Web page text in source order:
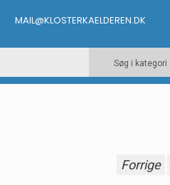
MAIL@KLOSTERKAELDEREN.DK
Søg i kategori
Forrige